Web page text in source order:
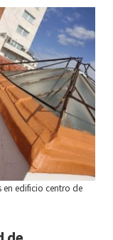
edificio centro de